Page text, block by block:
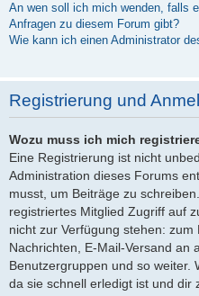
An wen soll ich mich wenden, falls
Anfragen zu diesem Forum gibt?
Wie kann ich einen Administrator
Registrierung und
Wozu muss ich mich
Eine Registrierung ist nicht
Administration dieses Forums
musst, um Beiträge zu
registriertes Mitglied Zugriff auf
nicht zur Verfügung stehen: zum
Nachrichten, E-Mail-Versand an
Benutzergruppen und so weiter.
da sie schnell erledigt ist und dir